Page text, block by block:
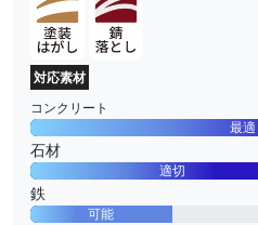
対応素材
コンクリート
最適
石材
適切
鉄
可能